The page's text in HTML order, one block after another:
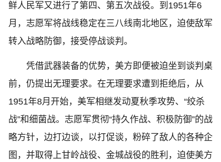
鲜人民军又进行了第四、第五次战役。到1951年6
月，志愿军将战线稳定在三八线南北地区，迫使敌军
转入战略防御，接受停战谈判。
凭借武器装备的优势，美方即便被迫坐到谈判桌
前，仍提出无理要求。在无理要求遭到拒绝后，从
1951年8月开始，美军相继发动夏秋季攻势、“绞杀
战”和细菌战。志愿军贯彻“持久作战、积极防御”的战
略方针，边打边谈，以打促谈，粉碎了敌人的各种企
图，并取得上甘岭战役、金城战役的胜利，迫使美方